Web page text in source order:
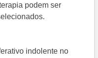
podem ser
indolente no